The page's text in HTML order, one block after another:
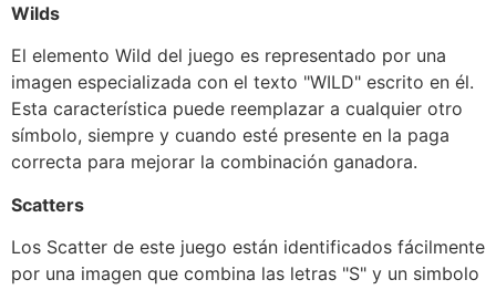
Wilds
El elemento Wild del juego es representado por una
imagen especializada con el texto "WILD" escrito en él.
Esta característica puede reemplazar a cualquier otro
símbolo, siempre y cuando esté presente en la paga
correcta para mejorar la combinación ganadora.
Scatters
Los Scatter de este juego están identificados fácilmente
por una imagen que combina las letras "S" y un simbolo